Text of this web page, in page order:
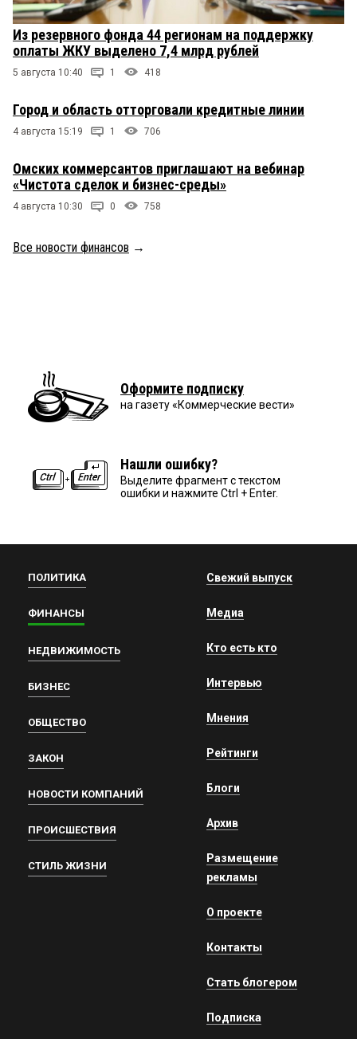
Из резервного фонда 44 регионам на поддержку
оплаты ЖКУ выделено 7,4 млрд рублей
5 августа 10:40 1 418
Город и область отторговали кредитные линии
4 августа 15:19 1 706
Омских коммерсантов приглашают на вебинар
«Чистота сделок и бизнес-среды»
4 августа 10:30 0 758
Все новости финансов →
Оформите подписку
на газету «Коммерческие вести»
Нашли ошибку?
Выделите фрагмент с текстом
ошибки и нажмите Ctrl + Enter.
ПОЛИТИКА
ФИНАНСЫ
НЕДВИЖИМОСТЬ
БИЗНЕС
ОБЩЕСТВО
ЗАКОН
НОВОСТИ КОМПАНИЙ
ПРОИСШЕСТВИЯ
СТИЛЬ ЖИЗНИ
Свежий выпуск
Медиа
Кто есть кто
Интервью
Мнения
Рейтинги
Блоги
Архив
Размещение
рекламы
О проекте
Контакты
Стать блогером
Подписка